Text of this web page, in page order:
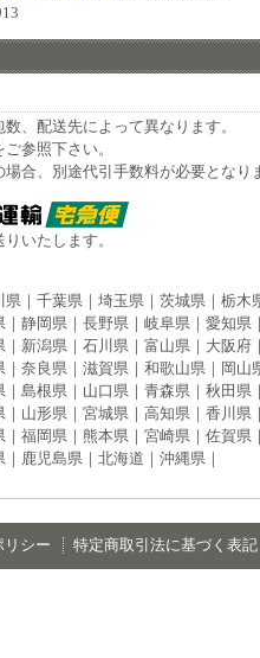
、配送先によって異なります。
ご参照下さい。
合、別途代引手数料が必要となり
いたします。
県｜千葉県｜埼玉県｜茨城県｜栃木
｜静岡県｜長野県｜岐阜県｜愛知県
｜新潟県｜石川県｜富山県｜大阪府
｜奈良県｜滋賀県｜和歌山県｜岡山
｜島根県｜山口県｜青森県｜秋田県
｜山形県｜宮城県｜高知県｜香川県
｜福岡県｜熊本県｜宮崎県｜佐賀県
｜鹿児島県｜北海道｜沖縄県｜
リシー 特定商取引法に基づく表記